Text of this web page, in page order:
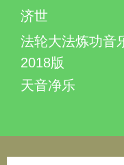
济世
法轮大法炼功音
2018版
天音净乐